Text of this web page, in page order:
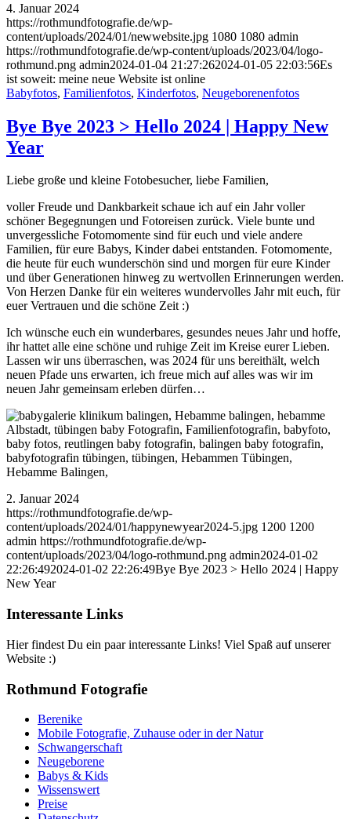
4. Januar 2024
https://rothmundfotografie.de/wp-
content/uploads/2024/01/newwebsite.jpg 1080 1080 admin
https://rothmundfotografie.de/wp-content/uploads/2023/04/logo-
rothmund.png admin2024-01-04 21:27:262024-01-05 22:03:56Es
ist soweit: meine neue Website ist online
Babyfotos, Familienfotos, Kinderfotos, Neugeborenenfotos
Bye Bye 2023 > Hello 2024 | Happy New
Year
Liebe große und kleine Fotobesucher, liebe Familien,
voller Freude und Dankbarkeit schaue ich auf ein Jahr voller
schöner Begegnungen und Fotoreisen zurück. Viele bunte und
unvergessliche Fotomomente sind für euch und viele andere
Familien, für eure Babys, Kinder dabei entstanden. Fotomomente,
die heute für euch wunderschön sind und morgen für eure Kinder
und über Generationen hinweg zu wertvollen Erinnerungen werden.
Von Herzen Danke für ein weiteres wundervolles Jahr mit euch, für
euer Vertrauen und die schöne Zeit :)
Ich wünsche euch ein wunderbares, gesundes neues Jahr und hoffe,
ihr hattet alle eine schöne und ruhige Zeit im Kreise eurer Lieben.
Lassen wir uns überraschen, was 2024 für uns bereithält, welch
neuen Pfade uns erwarten, ich freue mich auf alles was wir im
neuen Jahr gemeinsam erleben dürfen…
2. Januar 2024
https://rothmundfotografie.de/wp-
content/uploads/2024/01/happynewyear2024-5.jpg 1200 1200
admin https://rothmundfotografie.de/wp-
content/uploads/2023/04/logo-rothmund.png admin2024-01-02
22:26:492024-01-02 22:26:49Bye Bye 2023 > Hello 2024 | Happy
New Year
Interessante Links
Hier findest Du ein paar interessante Links! Viel Spaß auf unserer
Website :)
Rothmund Fotografie
Berenike
Mobile Fotografie, Zuhause oder in der Natur
Schwangerschaft
Neugeborene
Babys & Kids
Wissenswert
Preise